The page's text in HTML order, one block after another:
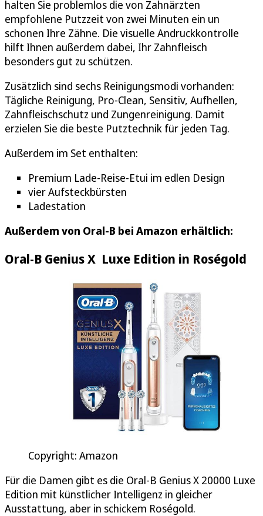
halten Sie problemlos die von Zahnärzten
empfohlene Putzzeit von zwei Minuten ein un
schonen Ihre Zähne. Die visuelle Andruckkontrolle
hilft Ihnen außerdem dabei, Ihr Zahnfleisch
besonders gut zu schützen.
Zusätzlich sind sechs Reinigungsmodi vorhanden:
Tägliche Reinigung, Pro-Clean, Sensitiv, Aufhellen,
Zahnfleischschutz und Zungenreinigung. Damit
erzielen Sie die beste Putztechnik für jeden Tag.
Außerdem im Set enthalten:
Premium Lade-Reise-Etui im edlen Design
vier Aufsteckbürsten
Ladestation
Außerdem von Oral-B bei Amazon erhältlich:
Oral-B Genius X Luxe Edition in Roségold
Copyright: Amazon
Für die Damen gibt es die Oral-B Genius X 20000 Luxe
Edition mit künstlicher Intelligenz in gleicher
Ausstattung, aber in schickem Roségold.